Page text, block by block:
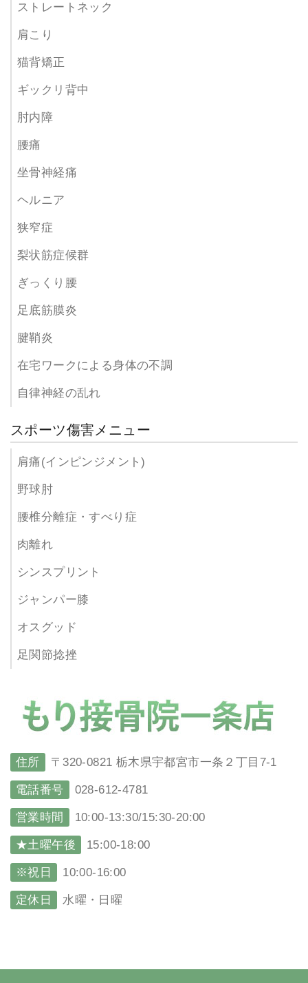
ストレートネック
肩こり
猫背矯正
ギックリ背中
肘内障
腰痛
坐骨神経痛
ヘルニア
狭窄症
梨状筋症候群
ぎっくり腰
足底筋膜炎
腱鞘炎
在宅ワークによる身体の不調
自律神経の乱れ
スポーツ傷害メニュー
肩痛(インピンジメント)
野球肘
腰椎分離症・すべり症
肉離れ
シンスプリント
ジャンパー膝
オスグッド
足関節捻挫
住所 〒320-0821 栃木県宇都宮市一条２丁目7-1
電話番号 028-612-4781
営業時間 10:00-13:30/15:30-20:00
★土曜午後 15:00-18:00
※祝日 10:00-16:00
定休日 水曜・日曜